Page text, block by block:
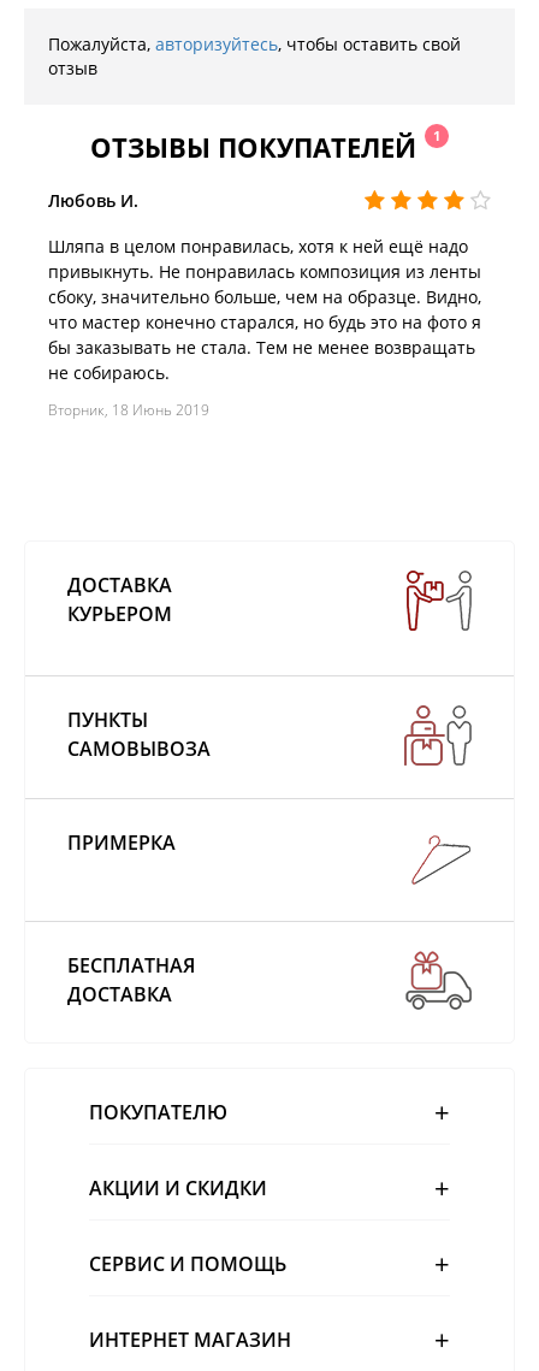
Пожалуйста, авторизуйтесь, чтобы оставить свой
отзыв
ОТЗЫВЫ ПОКУПАТЕЛЕЙ 1
Любовь И.
Шляпа в целом понравилась, хотя к ней ещё надо
привыкнуть. Не понравилась композиция из ленты
сбоку, значительно больше, чем на образце. Видно,
что мастер конечно старался, но будь это на фото я
бы заказывать не стала. Тем не менее возвращать
не собираюсь.
Вторник, 18 Июнь 2019
ДОСТАВКА
КУРЬЕРОМ
ПУНКТЫ
САМОВЫВОЗА
ПРИМЕРКА
БЕСПЛАТНАЯ
ДОСТАВКА
ПОКУПАТЕЛЮ
АКЦИИ И СКИДКИ
СЕРВИС И ПОМОЩЬ
ИНТЕРНЕТ МАГАЗИН